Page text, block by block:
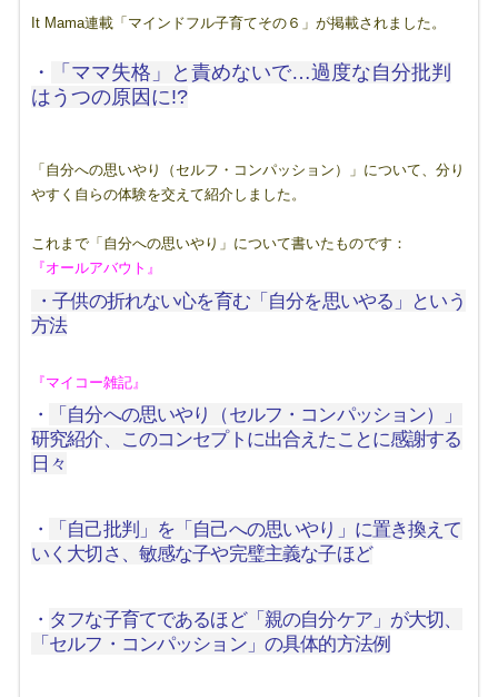
It Mama連載「マインドフル子育てその６」が掲載されました。
・
「ママ失格」と責めないで…過度な自分批判
はうつの原因に!?
「自分への思いやり（セルフ・コンパッション）」について、分り
やすく自らの体験を交えて紹介しました。
これまで「自分への思いやり」について書いたものです：
『オールアバウト』
・子供の折れない心を育む「自分を思いやる」という
方法
『マイコー雑記』
・
「自分への思いやり（セルフ・コンパッション）」
研究紹介、このコンセプトに出合えたことに感謝する
日々
・
「自己批判」を「自己への思いやり」に置き換えて
いく大切さ、敏感な子や完璧主義な子ほど
・ タフな子育てであるほど「親の自分ケア」が大切、
「セルフ・コンパッション」の具体的方法例